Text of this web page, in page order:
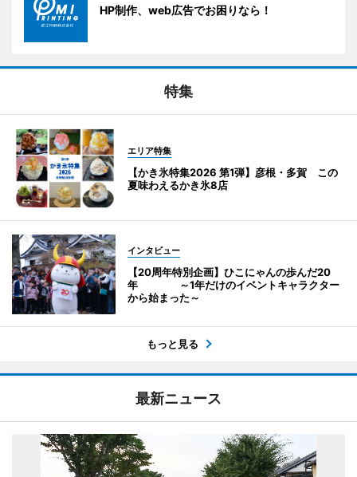
HP制作、web広告でお困りなら！
特集
エリア特集
【かき氷特集2026 第1弾】彦根・多賀 この
夏味わえるかき氷8店
インタビュー
【20周年特別企画】ひこにゃんの歩んだ20
年 ～1年だけのイベントキャラクター
から始まった～
もっと見る
最新ニュース